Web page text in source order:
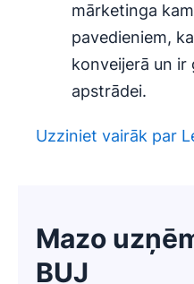
mārketinga
pavedieniem,
konveijerā un ir
apstrādei.
Uzziniet vairāk par
Mazo
BUJ